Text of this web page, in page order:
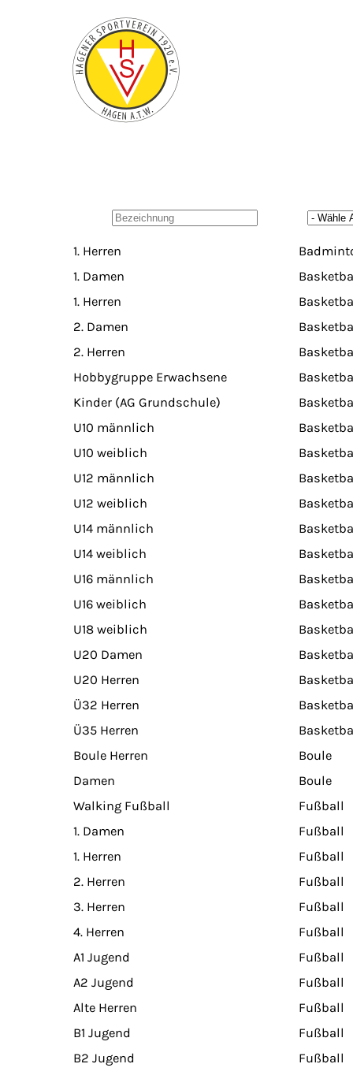
Zum Hauptinhalt springen
1. Herren
1. Damen
1. Herren
2. Damen
2. Herren
Hobbygruppe Erwachsene
Kinder (AG Grundschule)
U10 männlich
U10 weiblich
U12 männlich
U12 weiblich
U14 männlich
U14 weiblich
U16 männlich
U16 weiblich
U18 weiblich
U20 Damen
U20 Herren
Ü32 Herren
Ü35 Herren
Boule Herren
Boule
Damen
Boule
Walking Fußball
Fußball
1. Damen
Fußball
1. Herren
Fußball
2. Herren
Fußball
3. Herren
Fußball
4. Herren
Fußball
A1 Jugend
Fußball
A2 Jugend
Fußball
Alte Herren
Fußball
B1 Jugend
Fußball
B2 Jugend
Fußball